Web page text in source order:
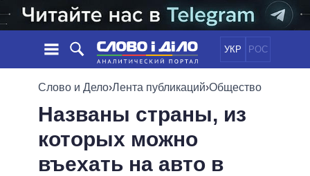
УКР РОС
НОВОСТИ
ЛЕНТА
СОБЫТИЯ
СТАТЬИ
ПОЛИТИКА
ЭКОНОМИКА
ОБЩЕСТВО
ОБЕЩАНИЯ
ПОЛИТИКИ
Слово и Дело›Лента публикаций›Общество
Названы страны, из
которых можно
въехать на авто в